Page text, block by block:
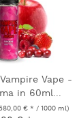
Vape -
in 60ml...
€ * / 1000 ml)